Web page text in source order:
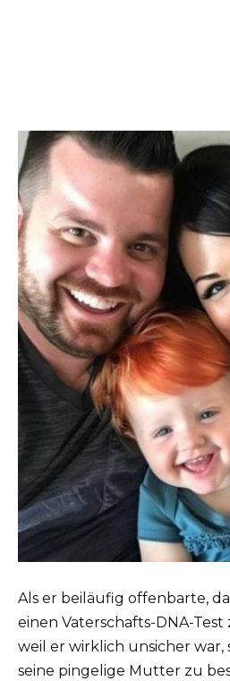
Als er beiläufig offenbarte,
einen Vaterschafts-DNA-
weil er wirklich unsicher war,
seine pingelige Mutter zu